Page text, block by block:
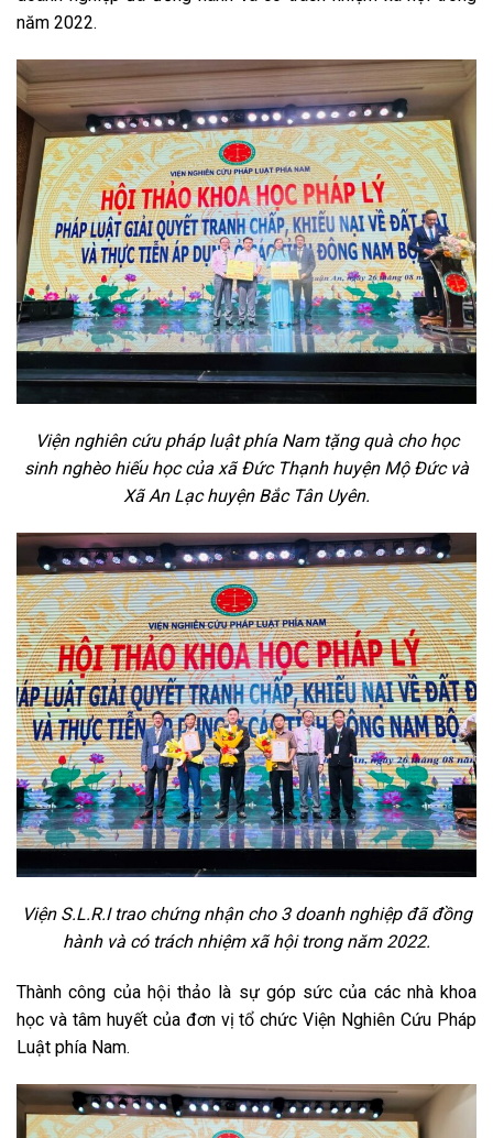
năm 2022.
Viện nghiên cứu pháp luật phía Nam tặng quà cho học
sinh nghèo hiếu học của xã Đức Thạnh huyện Mộ Đức và
Xã An Lạchuyện Bắc Tân Uyên.
Viện S.L.R.I trao chứng nhận cho 3 doanh nghiệp đã đồng
hành và có trách nhiệm xã hội trong năm 2022.
Thành công của hội thảo là sự góp sức của các nhà khoa
học và tâm huyết của đơn vị tổ chức Viện Nghiên Cứu Pháp
Luật phía Nam.